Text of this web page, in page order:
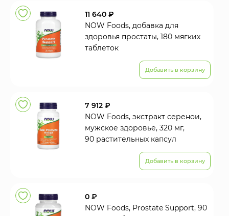
11 640 ₽
NOW Foods, добавка для
здоровья простаты, 180 мягких
таблеток
Добавить в корзину
7 912 ₽
NOW Foods, экстракт серенои,
мужское здоровье, 320 мг,
90 растительных капсул
Добавить в корзину
0 ₽
NOW Foods, Prostate Support, 90